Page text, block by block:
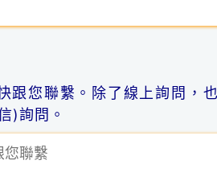
跟您聯繫。除了線上詢問，
)詢問。